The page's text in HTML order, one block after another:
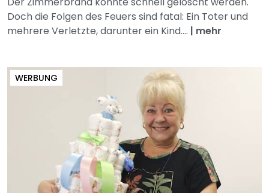
Doch die Folgen des Feuers sind fatal: Ein Toter und
mehrere Verletzte, darunter ein Kind.... | mehr
WERBUNG